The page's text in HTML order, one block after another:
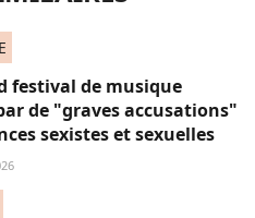
festival de musique
de "graves accusations"
sexistes et sexuelles